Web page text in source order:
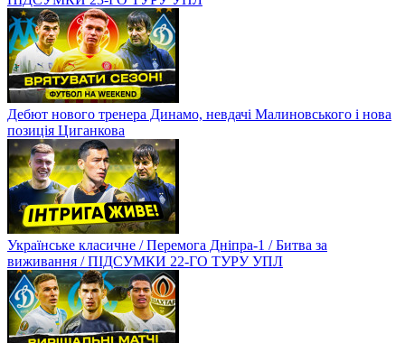
Дебют нового тренера Динамо, невдачі Малиновського і нова
позиція Циганкова
Українське класичне / Перемога Дніпра-1 / Битва за
виживання / ПІДСУМКИ 22-ГО ТУРУ УПЛ